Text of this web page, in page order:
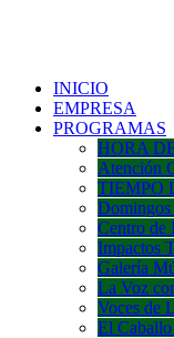
INICIO
EMPRESA
PROGRAMAS
HORA
Atención
TIEMPO
Centro de
Impactos
Galería
La Voz
Voces de
El Caballo